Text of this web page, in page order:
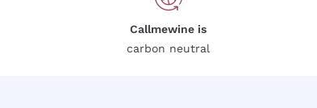
Callmewine is
carbon neutral